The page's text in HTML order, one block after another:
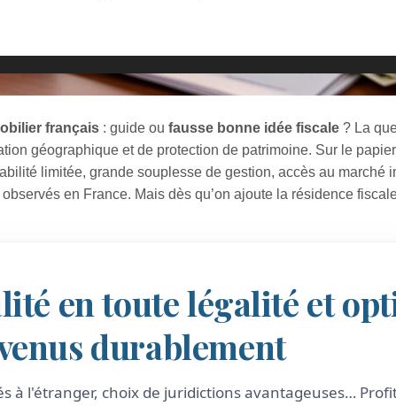
français : guide ou fausse bonne idée fiscale ? La
géographique et de protection de patrimoine. Sur le
limitée, grande souplesse de gestion, accès au marché
en France. Mais dès qu’on ajoute la résidence
en toute légalité et
durablement
à l'étranger, choix de juridictions avantageuses…